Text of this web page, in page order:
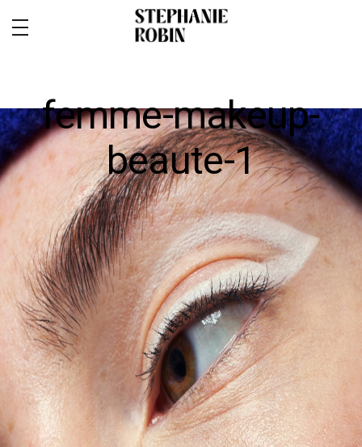
MARIAGE / FAMILLE / GROSSESSE
femme-makeup-
beaute-1